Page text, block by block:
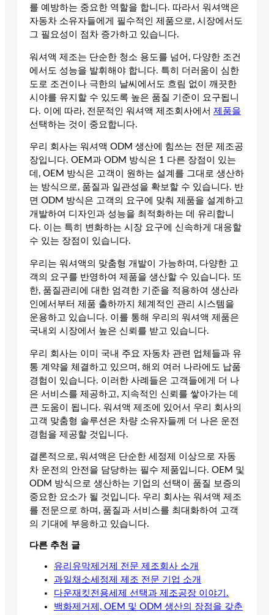
를 예방하는 중요한 역할을 합니다. 따라서 워셔액은
자동차 소유자들에게 필수적인 제품으로, 시장에서도
그 필요성이 점차 증가하고 있습니다.
워셔액 제조는 단순한 청소 용도를 넘어, 다양한 조건
에서도 성능을 발휘해야 합니다. 특히 더러움이 심한
도로 조건이나 극한의 날씨에서도 흐림 없이 깨끗한
시야를 유지할 수 있도록 높은 품질 기준이 요구됩니
다. 이에 따라, 전문적인 워셔액 제조회사에서 제품을
선택하는 것이 중요합니다.
우리 회사는 워셔액 ODM 생산에 힘쓰는 전문 제조공
장입니다. OEM과 ODM 방식은 1 다른 장점이 있는
데, OEM 방식은 고객이 원하는 설계를 그대로 생산하
는 방식으로, 품질과 일관성을 확보할 수 있습니다. 반
면 ODM 방식은 고객의 요구에 맞춰 제품을 설계하고
개발하여 디자인과 성능을 최적화하는 데 유리합니
다. 이는 특히 변화하는 시장 요구에 신속하게 대응할
수 있는 장점이 있습니다.
우리는 워셔액의 맞춤형 개발이 가능하며, 다양한 고
객의 요구를 반영하여 제품을 생산할 수 있습니다. 또
한, 품질관리에 대한 엄격한 기준을 적용하여 생산라
인에서부터 제품 출하까지 체계적인 관리 시스템을
운용하고 있습니다. 이를 통해 우리의 워셔액 제품은
국내외 시장에서 높은 신뢰를 받고 있습니다.
우리 회사는 이미 국내 주요 자동차 관련 업체들과 유
통 계약을 체결하고 있으며, 해외 여러 나라에도 납품
경험이 있습니다. 이러한 사례들은 고객들에게 더 나
은 서비스를 제공하고, 지속적인 신뢰를 쌓아가는 데
큰 도움이 됩니다. 워셔액 제조에 있어서 우리 회사의
고객 맞춤형 솔루션은 차량 소유자들께 더 나은 운전
경험을 제공할 것입니다.
결론적으로, 워셔액은 단순한 세정제 이상으로 자동
차 운전의 안전을 담당하는 필수 제품입니다. OEM 및
ODM 방식으로 생산하는 기업의 선택이 품질 보증의
중요한 요소가 될 것입니다. 우리 회사는 워셔액 제조
를 전문으로 하며, 품질과 서비스를 최대화하여 고객
의 기대에 부응하고 있습니다.
다른 추천 글
유리유막제거제 전문 제조회사 소개
과일채소세정제 제조 전문 기업 소개
다운재킷전용세제 선택과 제조공장 이야기.
백화제거제, OEM 및 ODM 생산의 장점을 갖춘